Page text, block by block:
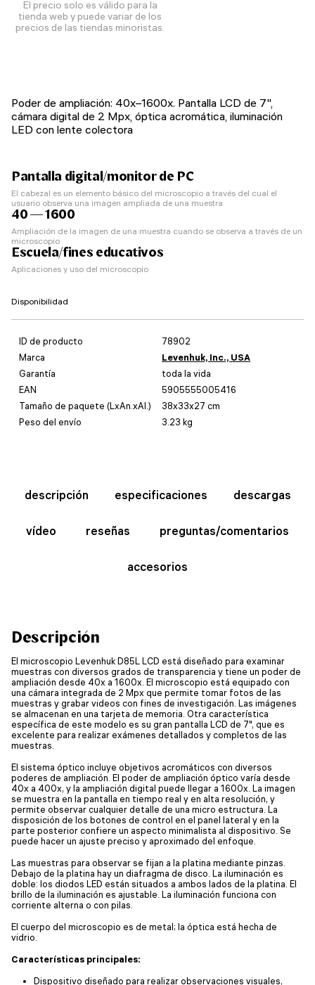
El precio solo es válido para la
tienda web y puede variar de los
precios de las tiendas minoristas.
Poder de ampliación: 40x–1600x. Pantalla LCD de 7",
cámara digital de 2 Mpx, óptica acromática, iluminación
LED con lente colectora
Pantalla digital/monitor de PC
El cabezal es un elemento básico del microscopio a través del cual el
usuario observa una imagen ampliada de una muestra
40 — 1600
Ampliación de la imagen de una muestra cuando se observa a través de un
microscopio
Escuela/fines educativos
Aplicaciones y uso del microscopio
Disponibilidad
ID de producto
78902
Marca
Levenhuk, Inc., USA
Garantía
toda la vida
EAN
5905555005416
Tamaño de paquete (LxAn.xAl.)
38x33x27 cm
Peso del envío
3.23 kg
descripción especificaciones descargas
vídeo reseñas preguntas/comentarios
accesorios
Descripción
El microscopio Levenhuk D85L LCD está diseñado para examinar
muestras con diversos grados de transparencia y tiene un poder de
ampliación desde 40x a 1600x. El microscopio está equipado con
una cámara integrada de 2 Mpx que permite tomar fotos de las
muestras y grabar videos con fines de investigación. Las imágenes
se almacenan en una tarjeta de memoria. Otra característica
específica de este modelo es su gran pantalla LCD de 7", que es
excelente para realizar exámenes detallados y completos de las
muestras.
El sistema óptico incluye objetivos acromáticos con diversos
poderes de ampliación. El poder de ampliación óptico varía desde
40x a 400x, y la ampliación digital puede llegar a 1600x. La imagen
se muestra en la pantalla en tiempo real y en alta resolución, y
permite observar cualquier detalle de una micro estructura. La
disposición de los botones de control en el panel lateral y en la
parte posterior confiere un aspecto minimalista al dispositivo. Se
puede hacer un ajuste preciso y aproximado del enfoque.
Las muestras para observar se fijan a la platina mediante pinzas.
Debajo de la platina hay un diafragma de disco. La iluminación es
doble: los diodos LED están situados a ambos lados de la platina. El
brillo de la iluminación es ajustable. La iluminación funciona con
corriente alterna o con pilas.
El cuerpo del microscopio es de metal; la óptica está hecha de
vidrio.
Características principales:
Dispositivo diseñado para realizar observaciones visuales,